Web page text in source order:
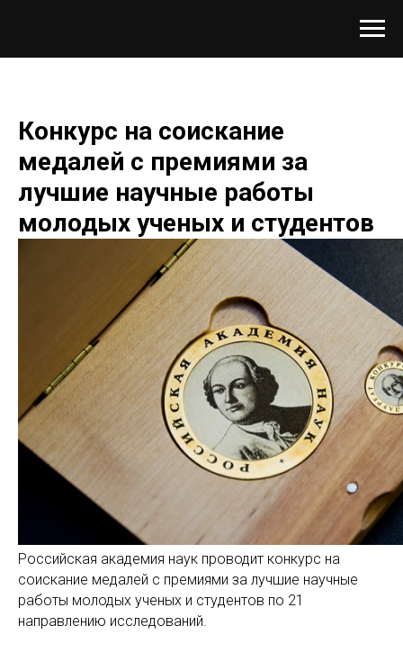
Конкурс на соискание
медалей с премиями за
лучшие научные работы
молодых ученых и студентов
Российская академия наук проводит конкурс на
соискание медалей с премиями за лучшие научные
работы молодых ученых и студентов по 21
направлению исследований.